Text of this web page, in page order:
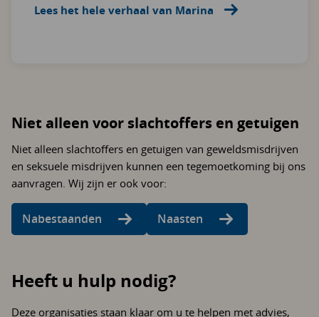
Lees het hele verhaal van Marina
Niet alleen voor slachtoffers en getuigen
Niet alleen slachtoffers en getuigen van geweldsmisdrijven
en seksuele misdrijven kunnen een tegemoetkoming bij ons
aanvragen. Wij zijn er ook voor:
Nabestaanden Naasten
Heeft u hulp nodig?
Deze organisaties staan klaar om u te helpen met advies,